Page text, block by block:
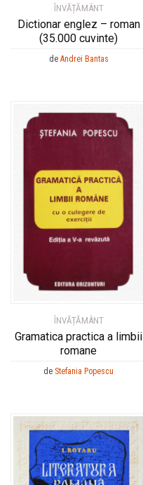
ÎNVĂȚĂMÂNT
Dictionar englez – roman
(35.000 cuvinte)
de Andrei Bantas
ÎNVĂȚĂMÂNT
Gramatica practica a limbii
romane
de Stefania Popescu